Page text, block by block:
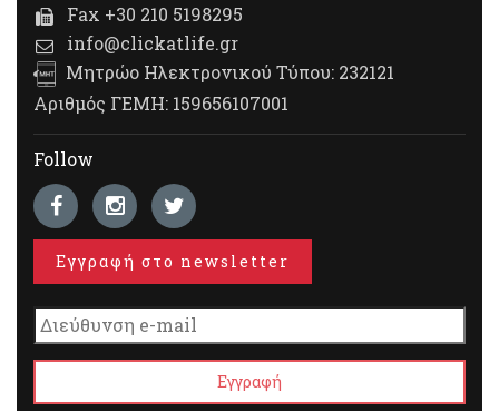
Fax +30 210 5198295
info@clickatlife.gr
Μητρώο Ηλεκτρονικού Τύπου: 232121
Αριθμός ΓΕΜΗ: 159656107001
Follow
Εγγραφή στο newsletter